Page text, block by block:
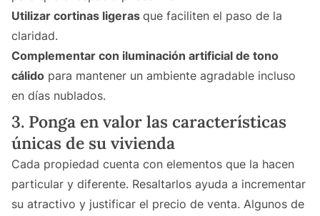
Utilizar cortinas ligeras que faciliten el paso de la
claridad.
Complementar con iluminación artificial de tono
cálido para mantener un ambiente agradable incluso
en días nublados.
3. Ponga en valor las características
únicas de su vivienda
Cada propiedad cuenta con elementos que la hacen
particular y diferente. Resaltarlos ayuda a incrementar
su atractivo y justificar el precio de venta. Algunos de